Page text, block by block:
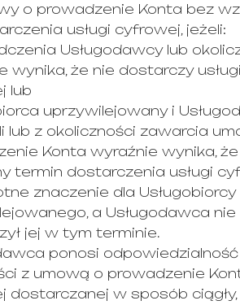
o prowadzenie Konta bez
usługi cyfrowej, jeżeli:
Usługodawcy lub
wynika, że nie dostarczy
lub
uprzywilejowany i
lub z okoliczności zawarcia
Konta wyraźnie wynika, że
termin dostarczenia usługi
znaczenie dla Usługobiorcy
a Usługodawca nie
jej w tym terminie.
ponosi
z umową o prowadzenie
dostarczanej w sposób